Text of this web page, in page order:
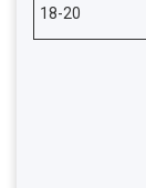
18-20